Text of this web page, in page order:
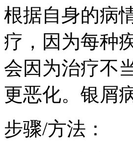
根据自身的病
疗，因为每种
会因为治疗不
更恶化。银屑
步骤/方法：